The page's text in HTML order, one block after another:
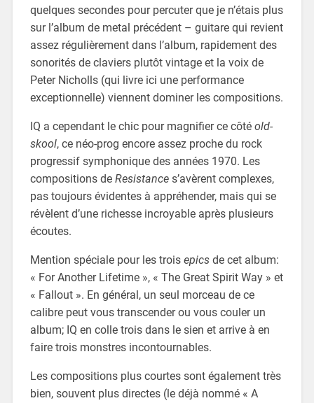
quelques secondes pour percuter que je n’étais plus
sur l’album de metal précédent – guitare qui revient
assez régulièrement dans l’album, rapidement des
sonorités de claviers plutôt vintage et la voix de
Peter Nicholls (qui livre ici une performance
exceptionnelle) viennent dominer les compositions.
IQ a cependant le chic pour magnifier ce côté old-
skool, ce néo-prog encore assez proche du rock
progressif symphonique des années 1970. Les
compositions de Resistances’avèrent complexes,
pas toujours évidentes à appréhender, mais qui se
révèlent d’une richesse incroyable après plusieurs
écoutes.
Mention spéciale pour les trois epicsde cet album:
« For Another Lifetime », « The Great Spirit Way » et
« Fallout ». En général, un seul morceau de ce
calibre peut vous transcender ou vous couler un
album; IQ en colle trois dans le sien et arrive à en
faire trois monstres incontournables.
Les compositions plus courtes sont également très
bien, souvent plus directes (le déjà nommé « A